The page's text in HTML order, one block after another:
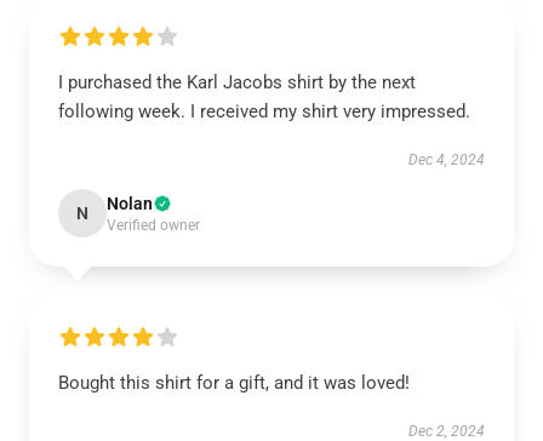
I purchased the Karl Jacobs shirt by the next
following week. I received my shirt very impressed.
Dec 4, 2024
N Nolan
Verified owner
Bought this shirt for a gift, and it was loved!
Dec 2, 2024